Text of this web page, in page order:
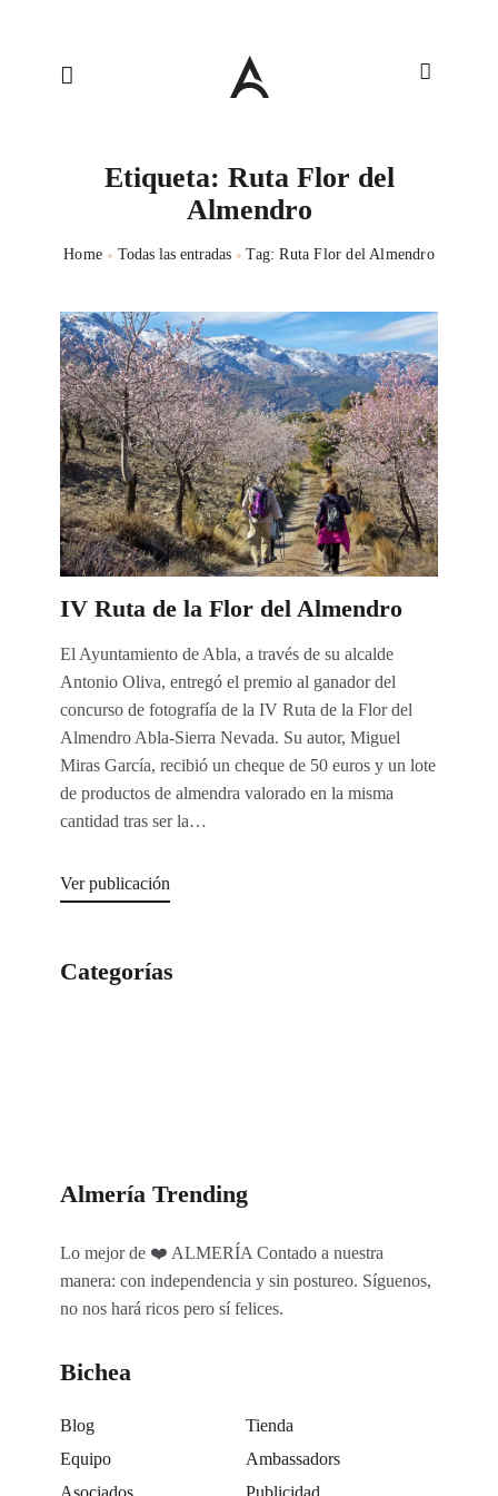
Etiqueta: Ruta Flor del
Almendro
Home Todas las entradas Tag: Ruta Flor del Almendro
IV Ruta de la Flor del Almendro
El Ayuntamiento de Abla, a través de su alcalde
Antonio Oliva, entregó el premio al ganador del
concurso de fotografía de la IV Ruta de la Flor del
Almendro Abla-Sierra Nevada. Su autor, Miguel
Miras García, recibió un cheque de 50 euros y un lote
de productos de almendra valorado en la misma
cantidad tras ser la…
Ver publicación
Categorías
Almería Trending
Lo mejor de ❤️ ALMERÍA Contado a nuestra
manera: con independencia y sin postureo. Síguenos,
no nos hará ricos pero sí felices.
Bichea
Blog
Tienda
Equipo
Ambassadors
Asociados
Publicidad